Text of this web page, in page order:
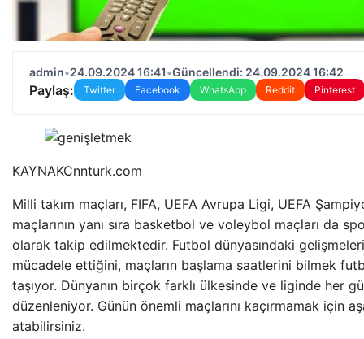
admin•24.09.2024 16:41•Güncellendi: 24.09.2024 16:42
Paylaş: Twitter Facebook WhatsApp Reddit Pinterest
KAYNAKCnnturk.com
Milli takım maçları, FIFA, UEFA Avrupa Ligi, UEFA
maçlarının yanı sıra basketbol ve voleybol maçları da
olarak takip edilmektedir. Futbol dünyasındaki
mücadele ettiğini, maçların başlama saatlerini bilmek
taşıyor. Dünyanın birçok farklı ülkesinde ve liginde her
düzenleniyor. Günün önemli maçlarını kaçırmamak için
atabilirsiniz.